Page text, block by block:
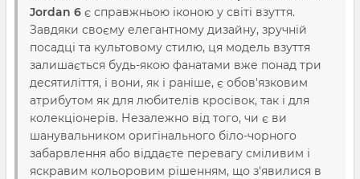
Jordan 6 є справжньою іконою у світі взуття.
Завдяки своєму елегантному дизайну, зручній
посадці та культовому стилю, ця модель взуття
залишається будь-якою фанатами вже понад три
десятиліття, і вони, як і раніше, є обов'язковим
атрибутом як для любителів кросівок, так і для
колекціонерів. Незалежно від того, чи є ви
шанувальником оригінального біло-чорного
забарвлення або віддаєте перевагу сміливим і
яскравим кольоровим рішенням, що з'явилися в